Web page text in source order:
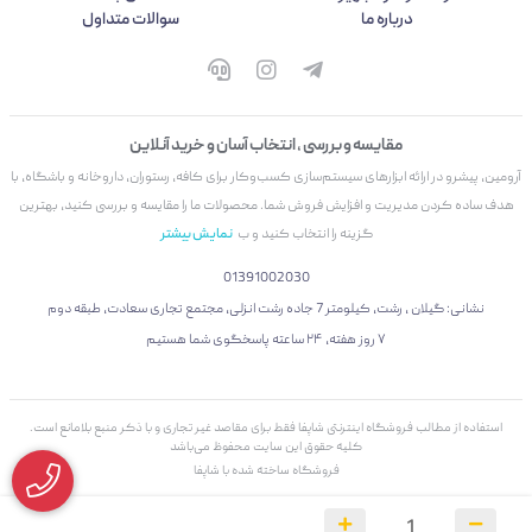
درباره ما
سوالات متداول
مقایسه و بررسی ، انتخاب آسان و خرید آنلاین
آرومین، پیشرو در ارائه ابزارهای سیستم‌سازی کسب‌وکار برای کافه، رستوران، داروخانه و باشگاه، با
هدف ساده کردن مدیریت و افزایش فروش شما. محصولات ما را مقایسه و بررسی کنید، بهترین
گزینه را انتخاب کنید و ب نمایش بیشتر
01391002030
نشانی: گیلان ، رشت، کیلومتر 7 جاده رشت انزلی، مجتمع تجاری سعادت، طبقه دوم
۷ روز هفته، ۲۴ ساعته پاسخگوی شما هستیم
استفاده از مطالب فروشگاه اینترنتی شاپفا فقط برای مقاصد غیر تجاری و با ذکر منبع بلامانع است.
کليه حقوق اين سايت محفوظ می‌باشد
فروشگاه ساخته شده با شاپفا